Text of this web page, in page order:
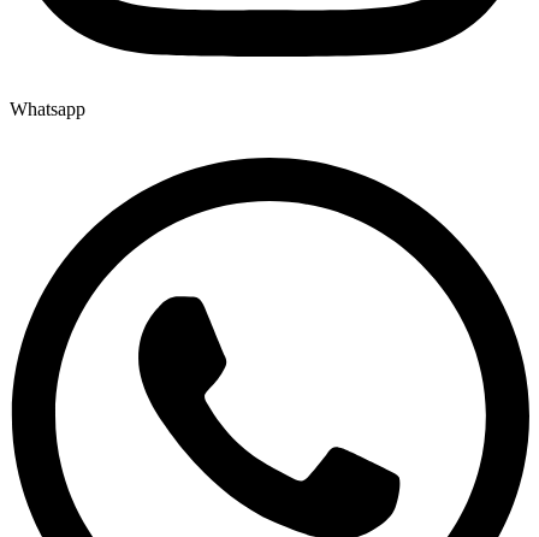
Whatsapp